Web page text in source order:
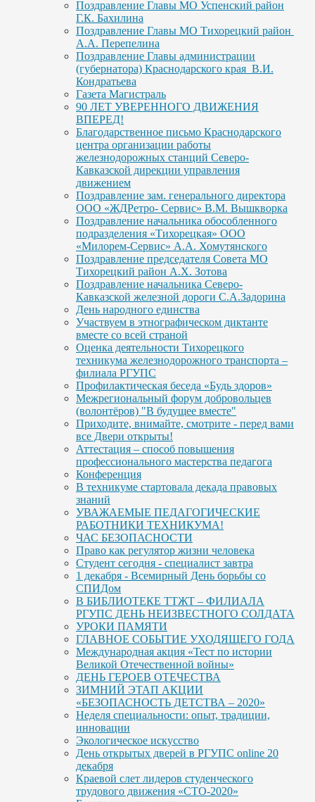
Поздравление Главы МО Успенский район
Г.К. Бахилина
Поздравление Главы МО Тихорецкий район
А.А. Перепелина
Поздравление Главы администрации
(губернатора) Краснодарского края В.И.
Кондратьева
Газета Магистраль
90 ЛЕТ УВЕРЕННОГО ДВИЖЕНИЯ
ВПЕРЕД!
Благодарственное письмо Краснодарского
центра организации работы
железнодорожных станций Северо-
Кавказской дирекции управления
движением
Поздравление зам. генерального директора
ООО «ЖДРетро- Сервис» В.М. Вышкворка
Поздравление начальника обособленного
подразделения «Тихорецкая» ООО
«Милорем-Сервис» А.А. Хомутянского
Поздравление председателя Совета МО
Тихорецкий район А.Х. Зотова
Поздравление начальника Северо-
Кавказской железной дороги С.А.Задорина
День народного единства
Участвуем в этнографическом диктанте
вместе со всей страной
Оценка деятельности Тихорецкого
техникума железнодорожного транспорта –
филиала РГУПС
Профилактическая беседа «Будь здоров»
Межрегиональный форум добровольцев
(волонтёров) "В будущее вместе"
Приходите, внимайте, смотрите - перед вами
все Двери открыты!
Аттестация – способ повышения
профессионального мастерства педагога
Конференция
В техникуме стартовала декада правовых
знаний
УВАЖАЕМЫЕ ПЕДАГОГИЧЕСКИЕ
РАБОТНИКИ ТЕХНИКУМА!
ЧАС БЕЗОПАСНОСТИ
Право как регулятор жизни человека
Студент сегодня - специалист завтра
1 декабря - Всемирный День борьбы со
СПИДом
В БИБЛИОТЕКЕ ТТЖТ – ФИЛИАЛА
РГУПС ДЕНЬ НЕИЗВЕСТНОГО СОЛДАТА
УРОКИ ПАМЯТИ
ГЛАВНОЕ СОБЫТИЕ УХОДЯЩЕГО ГОДА
Международная акция «Тест по истории
Великой Отечественной войны»
ДЕНЬ ГЕРОЕВ ОТЕЧЕСТВА
ЗИМНИЙ ЭТАП АКЦИИ
«БЕЗОПАСНОСТЬ ДЕТСТВА – 2020»
Неделя специальности: опыт, традиции,
инновации
Экологическое искусство
День открытых дверей в РГУПС online 20
декабря
Краевой слет лидеров студенческого
трудового движения «СТО-2020»